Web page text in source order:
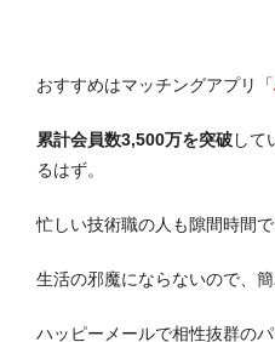
おすすめはマッチングアプリ「
累計会員数3,500万を突破して
るはず。
忙しい技術職の人も隙間時間で
生活の邪魔にならないので、
ハッピーメールで相性抜群の